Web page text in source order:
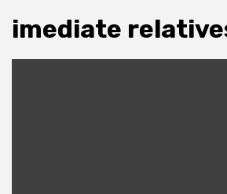
imediate